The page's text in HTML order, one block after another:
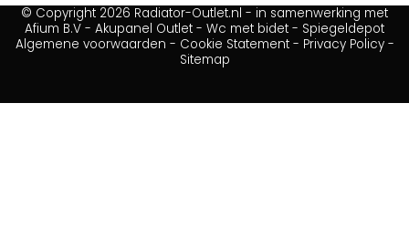
© Copyright 2026 Radiator-Outlet.nl - in samenwerking met
Afium B.V - Akupanel Outlet - Wc met bidet - Spiegeldepot
Algemene voorwaarden - Cookie Statement- Privacy Policy-
Sitemap